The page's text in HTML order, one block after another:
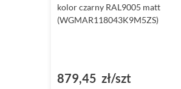
kolor czarny RAL9005 matt
(WGMAR118043K9M5ZS)
879,45 zł/szt